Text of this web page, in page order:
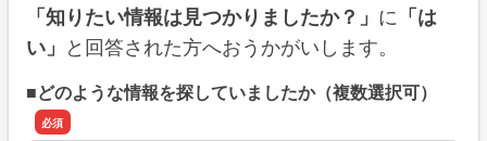
「知りたい情報は見つかりましたか？」 に 「は
い」 と回答された方へおうかがいします。
■どのような情報を探していましたか（複数選択可）